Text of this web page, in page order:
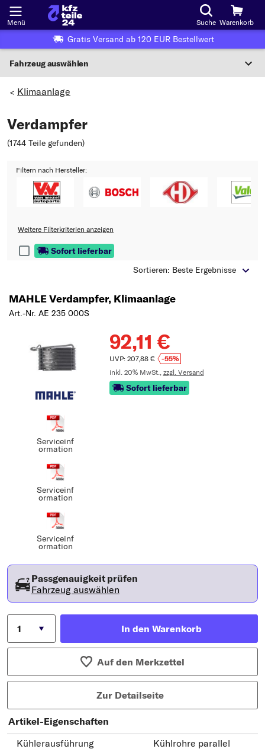
Menü Suche Warenkorb
Gratis Versand ab 120 EUR Bestellwert
Fahrzeug auswählen
Wo finde ich die?
Oder Fahrzeugauswahl nach Kriterien:
Modell wählen
> Klimaanlage
Verdampfer
(1744 Teile gefunden)
Filtern nach Hersteller:
Weitere Filterkriterien anzeigen
Sofort lieferbar
Sortieren: Beste Ergebnisse
MAHLE Verdampfer, Klimaanlage
Art.-Nr. AE 235 000S
Serviceinf
ormation
Serviceinf
ormation
Serviceinf
ormation
92,11 €
UVP: 207,88 €
-55%
inkl. 20% MwSt., zzgl. Versand
Sofort lieferbar
Passgenauigkeit prüfen
Fahrzeug auswählen
In den Warenkorb
Auf den Merkzettel
Zur Detailseite
Artikel-Eigenschaften
Kühlerausführung
Kühlrohre parallel